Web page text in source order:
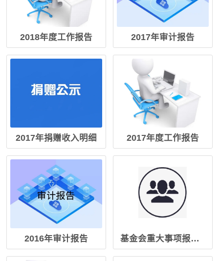
2018年度工作报告 2017年审计报告
2017年捐赠收入明细 2017年度工作报告
2016年审计报告 基金会重大事项报告制度